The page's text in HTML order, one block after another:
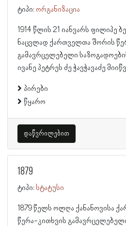
ტიპი: ორგანიზაცია
1914 წლის 21 იანვარს ფილიპე
ნაცვლად ქართველთა შორის
გამავრცელებელი
ივანე პეტრეს ძე ჭავჭავაძე
პირები
წყარო
დაწვრილებით
1879
ტიპი: სტატუსი
1879 წელს ოლღა ქანანოვისა
წერა-კითხვის